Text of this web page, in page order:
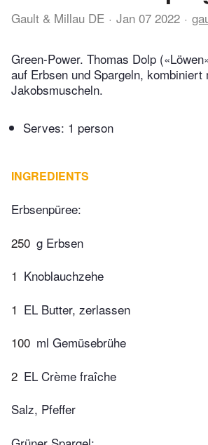
Gault & Millau DE Jan 07 2022
Green-Power. Thomas Dolp
auf Erbsen und Spargeln, kombiniert
Jakobsmuscheln.
Serves: 1 person
INGREDIENTS
Erbsenpüree:
250 g Erbsen
1 Knoblauchzehe
1 EL Butter, zerlassen
100 ml Gemüsebrühe
2 EL Crème fraîche
Salz, Pfeffer